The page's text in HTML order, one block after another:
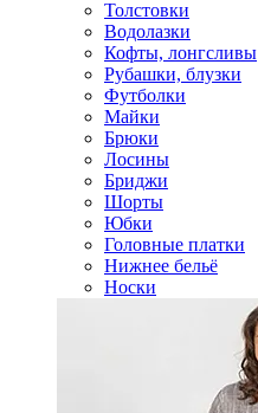
Толстовки
Водолазки
Кофты, лонгсливы
Рубашки, блузки
Футболки
Майки
Брюки
Лосины
Бриджи
Шорты
Юбки
Головные платки
Нижнее бельё
Носки